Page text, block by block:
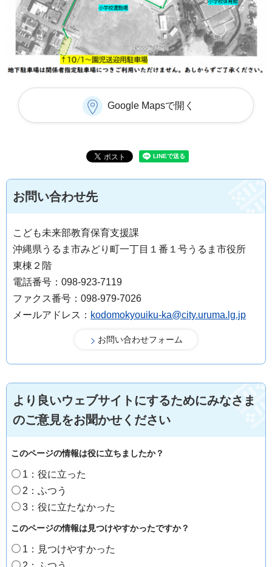
Google Mapsで開く
お問い合わせ先
こども未来部教育保育支援課
沖縄県うるま市みどり町一丁目１番１号うるま市役所
東棟２階
電話番号：098-923-7119
ファクス番号：098-979-7026
メールアドレス： kodomokyouiku-ka@city.uruma.lg.jp
より良いウェブサイトにするためにみなさま
のご意見をお聞かせください
このページの情報は役に立ちましたか？
1：役に立った
2：ふつう
3：役に立たなかった
このページの情報は見つけやすかったですか？
1：見つけやすかった